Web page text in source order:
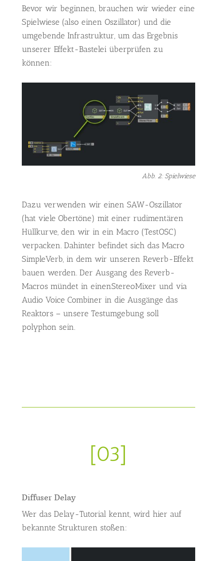
Bevor wir beginnen, brauchen wir wieder eine
Spielwiese (also einen Oszillator) und die
umgebende Infrastruktur, um das Ergebnis
unserer Effekt-Bastelei überprüfen zu
können:
Abb. 2: Spielwiese
Dazu verwenden wir einen SAW-Oszillator
(hat viele Obertöne) mit einer rudimentären
Hüllkurve, den wir in ein Macro (TestOSC)
verpacken. Dahinter befindet sich das Macro
SimpleVerb, in dem wir unseren Reverb-Effekt
bauen werden. Der Ausgang des Reverb-
Macros mündet in einenStereoMixer und via
Audio Voice Combiner in die Ausgänge das
Reaktors – unsere Testumgebung soll
polyphon sein.
[03]
Diffuser Delay
Wer das Delay-Tutorial kennt, wird hier auf
bekannte Strukturen stoßen: